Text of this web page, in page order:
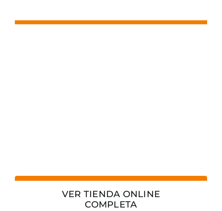
VER TIENDA ONLINE
COMPLETA